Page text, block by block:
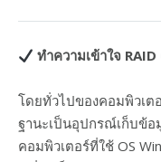
ทำความเข้าใจ
โดยทั่วไปของคอมพิวเต
ฐานะเป็นอุปกรณ์เก็บข้อ
คอมพิวเตอร์ที่ใช้ OS